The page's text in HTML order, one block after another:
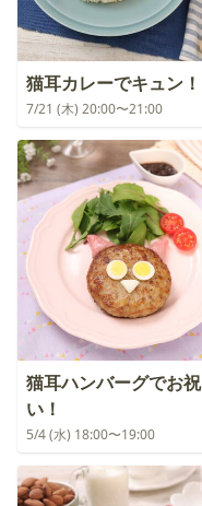
猫耳カレーでキュン！
7/21 (木) 20:00〜21:00
猫耳ハンバーグでお祝
い！
5/4 (水) 18:00〜19:00